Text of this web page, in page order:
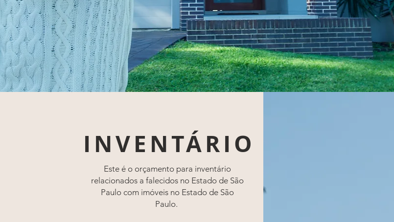
INVENTÁRIO
Este é o orçamento para inventário
relacionados a falecidos no Estado de São
Paulo com imóveis no Estado de São
Paulo.